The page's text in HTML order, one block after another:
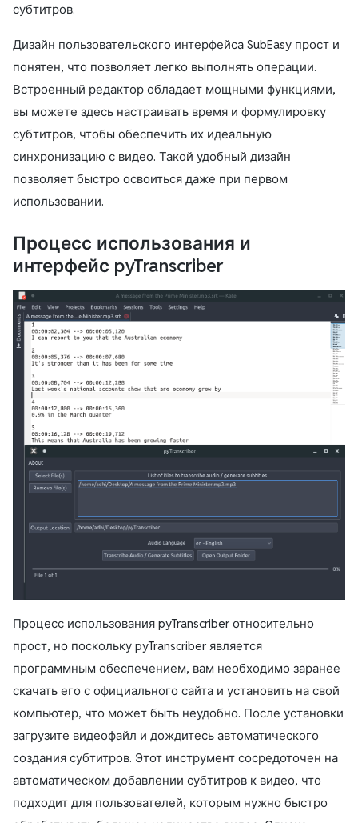
субтитров.
Дизайн пользовательского интерфейса SubEasy прост и
понятен, что позволяет легко выполнять операции.
Встроенный редактор обладает мощными функциями,
вы можете здесь настраивать время и формулировку
субтитров, чтобы обеспечить их идеальную
синхронизацию с видео. Такой удобный дизайн
позволяет быстро освоиться даже при первом
использовании.
Процесс использования и
интерфейс pyTranscriber
Процесс использования pyTranscriber относительно
прост, но поскольку pyTranscriber является
программным обеспечением, вам необходимо заранее
скачать его с официального сайта и установить на свой
компьютер, что может быть неудобно. После установки
загрузите видеофайл и дождитесь автоматического
создания субтитров. Этот инструмент сосредоточен на
автоматическом добавлении субтитров к видео, что
подходит для пользователей, которым нужно быстро